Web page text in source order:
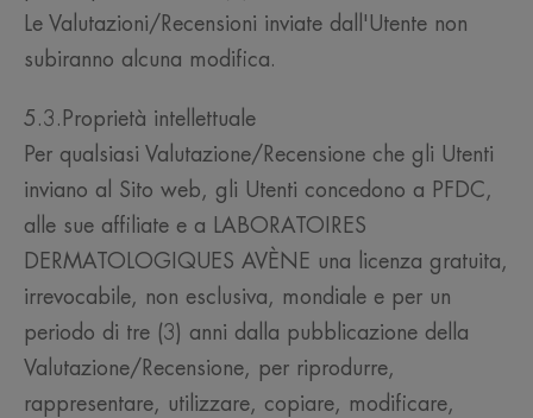
Le Valutazioni/Recensioni inviate dall'Utente non
subiranno alcuna modifica.
5.3.Proprietà intellettuale
Per qualsiasi Valutazione/Recensione che gli Utenti
inviano al Sito web, gli Utenti concedono a PFDC,
alle sue affiliate e a LABORATOIRES
DERMATOLOGIQUES AVÈNE una licenza gratuita,
irrevocabile, non esclusiva, mondiale e per un
periodo di tre (3) anni dalla pubblicazione della
Valutazione/Recensione, per riprodurre,
rappresentare, utilizzare, copiare, modificare,